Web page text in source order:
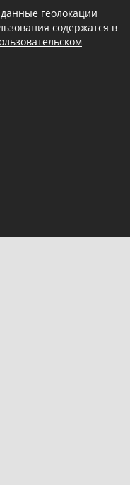
геолокации
содержатся в